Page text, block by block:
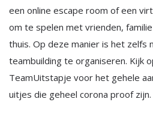
een online escape room of een
om te spelen met vrienden,
thuis. Op deze manier is het zelfs
teambuilding te organiseren. Kijk
TeamUitstapje voor het gehele
uitjes die geheel corona proof zijn.